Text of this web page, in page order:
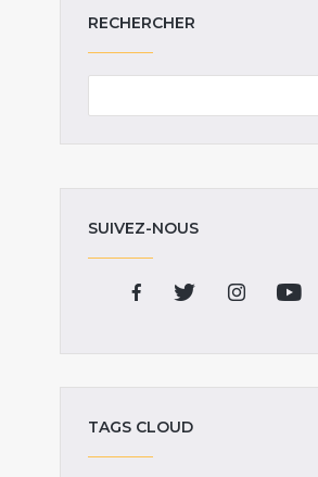
RECHERCHER
SUIVEZ-NOUS
TAGS CLOUD